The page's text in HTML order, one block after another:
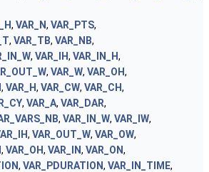
, VAR_N, VAR_PTS,
, VAR_TB, VAR_NB,
, VAR_IH, VAR_IN_H,
, VAR_W, VAR_OH,
, VAR_H, VAR_CW, VAR_CH,
, VAR_A, VAR_DAR,
, VAR_IN_W, VAR_IW,
, VAR_OUT_W, VAR_OW,
, VAR_OH, VAR_IN, VAR_ON,
, VAR_PDURATION, VAR_IN_TIME,